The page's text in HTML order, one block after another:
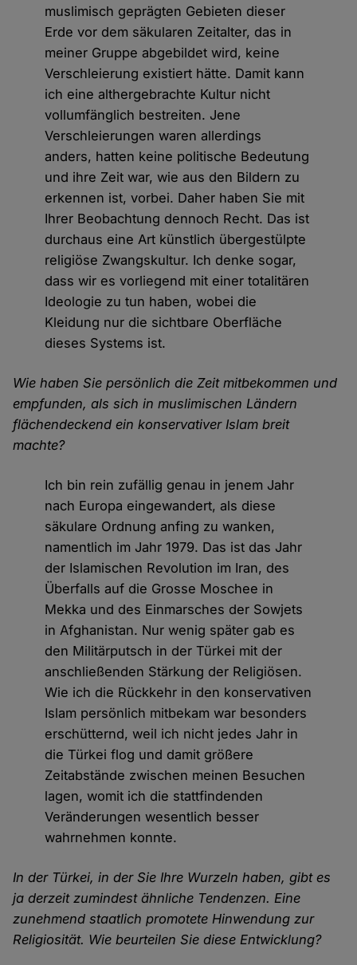
muslimisch geprägten Gebieten dieser
Erde vor dem säkularen Zeitalter, das in
meiner Gruppe abgebildet wird, keine
Verschleierung existiert hätte. Damit kann
ich eine althergebrachte Kultur nicht
vollumfänglich bestreiten. Jene
Verschleierungen waren allerdings
anders, hatten keine politische Bedeutung
und ihre Zeit war, wie aus den Bildern zu
erkennen ist, vorbei. Daher haben Sie mit
Ihrer Beobachtung dennoch Recht. Das ist
durchaus eine Art künstlich übergestülpte
religiöse Zwangskultur. Ich denke sogar,
dass wir es vorliegend mit einer totalitären
Ideologie zu tun haben, wobei die
Kleidung nur die sichtbare Oberfläche
dieses Systems ist.
Wie haben Sie persönlich die Zeit mitbekommen und
empfunden, als sich in muslimischen Ländern
flächendeckend ein konservativer Islam breit
machte?
Ich bin rein zufällig genau in jenem Jahr
nach Europa eingewandert, als diese
säkulare Ordnung anfing zu wanken,
namentlich im Jahr 1979. Das ist das Jahr
der Islamischen Revolution im Iran, des
Überfalls auf die Grosse Moschee in
Mekka und des Einmarsches der Sowjets
in Afghanistan. Nur wenig später gab es
den Militärputsch in der Türkei mit der
anschließenden Stärkung der Religiösen.
Wie ich die Rückkehr in den konservativen
Islam persönlich mitbekam war besonders
erschütternd, weil ich nicht jedes Jahr in
die Türkei flog und damit größere
Zeitabstände zwischen meinen Besuchen
lagen, womit ich die stattfindenden
Veränderungen wesentlich besser
wahrnehmen konnte.
In der Türkei, in der Sie Ihre Wurzeln haben, gibt es
ja derzeit zumindest ähnliche Tendenzen. Eine
zunehmend staatlich promotete Hinwendung zur
Religiosität. Wie beurteilen Sie diese Entwicklung?